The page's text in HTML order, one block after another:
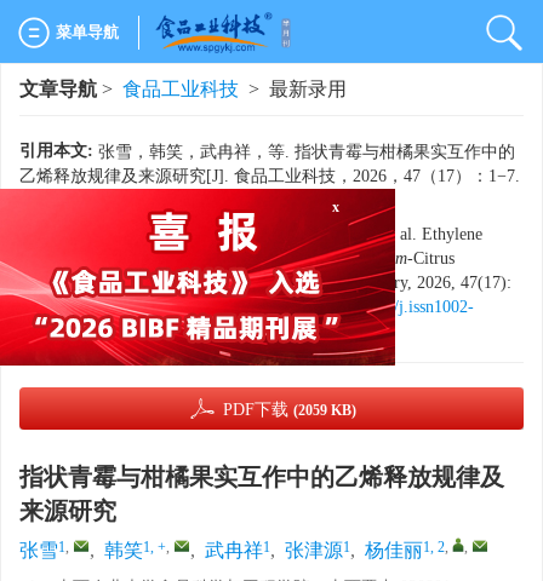
菜单导航
文章导航 > 食品工业科技 > 最新录用
引用本文: 张雪，韩笑，武冉祥，等. 指状青霉与柑橘果实互作中的
乙烯释放规律及来源研究[J]. 食品工业科技，2026，47（17）：1−7.
ZHANG Xue, HAN Xiao, WU Ranxiang, et al. Ethylene
Biosynthesis and its Origins in thePenicillium digitatum-Citrus
Interaction[J]. Science and Technology of Food Industry, 2026, 47(17):
1−7. (in Chinese with English abstract). doi:10.13386/j.issn1002-
0306.2025100005
PDF下载 (2059 KB)
指状青霉与柑橘果实互作中的乙烯释放规律及
来源研究
张雪1, , 韩笑1, +, , 武冉祥1, 张津源1, 杨佳丽1, 2, ,
x